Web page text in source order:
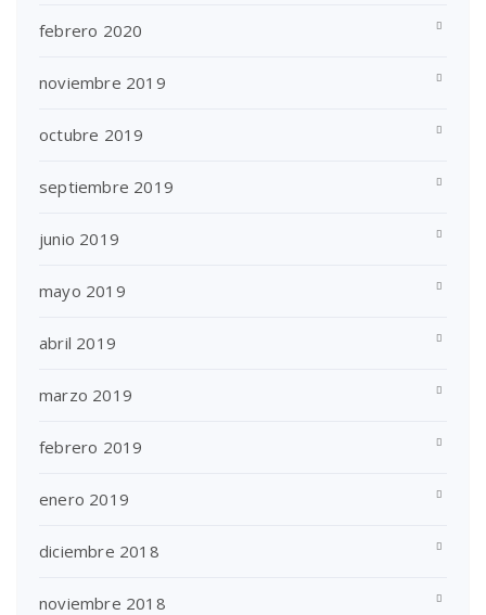
febrero 2020
noviembre 2019
octubre 2019
septiembre 2019
junio 2019
mayo 2019
abril 2019
marzo 2019
febrero 2019
enero 2019
diciembre 2018
noviembre 2018